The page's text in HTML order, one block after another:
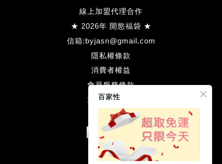
線上加盟代理合作
★ 2026年 開慾福袋 ★
信箱:byjasn@gmail.com
隱私權條款
消費者權益
會員服務條款
退款方式流程
關注我們
Facebook
Line
百家性